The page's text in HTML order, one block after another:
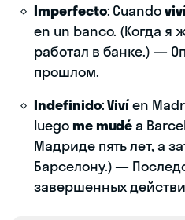
Imperfecto: Cuando
en un banco. (Когда я
работал в банке.) —
прошлом.
Indefinido:Vivíen
luegome mudéa
Мадриде пять лет, а
Барселону.) —
завершенных